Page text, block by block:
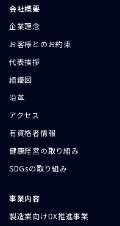
会社概要
企業理念
お客様とのお約束
代表挨拶
組織図
沿革
アクセス
有資格者情報
健康経営の取り組み
SDGsの取り組み
事業内容
製造業向けDX推進事業